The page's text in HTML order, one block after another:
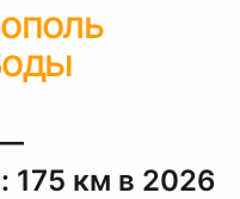
—
км в 2026